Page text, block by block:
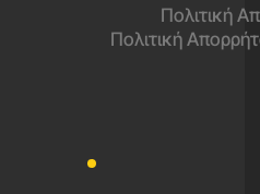
Πολιτική
Πολιτική